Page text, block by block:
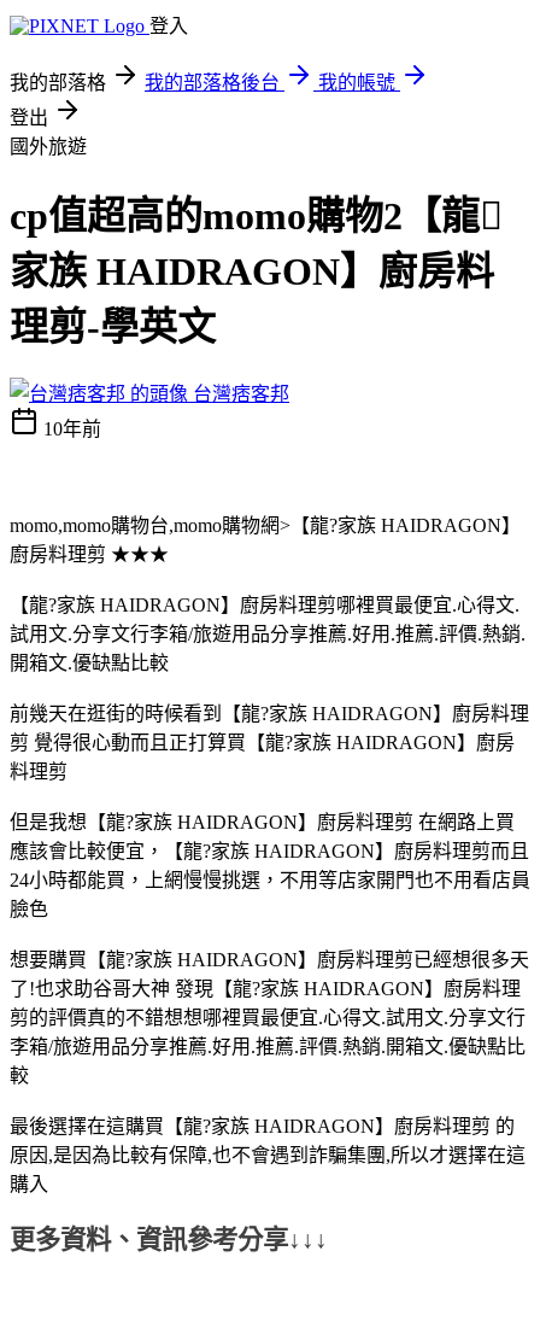
登入
我的部落格 我的部落格後台
我的帳號
登出
國外旅遊
cp值超高的momo購物2【龍
家族 HAIDRAGON】廚房料
理剪-學英文
台灣痞客邦
10年前
momo,momo購物台,momo購物網>【龍?家族 HAIDRAGON】
廚房料理剪 ★★★
【龍?家族 HAIDRAGON】廚房料理剪哪裡買最便宜.心得文.
試用文.分享文行李箱/旅遊用品分享推薦.好用.推薦.評價.熱銷.
開箱文.優缺點比較
前幾天在逛街的時候看到【龍?家族 HAIDRAGON】廚房料理
剪 覺得很心動而且正打算買【龍?家族 HAIDRAGON】廚房
料理剪
但是我想【龍?家族 HAIDRAGON】廚房料理剪 在網路上買
應該會比較便宜，【龍?家族 HAIDRAGON】廚房料理剪而且
24小時都能買，上網慢慢挑選，不用等店家開門也不用看店員
臉色
想要購買【龍?家族 HAIDRAGON】廚房料理剪已經想很多天
了!也求助谷哥大神 發現【龍?家族 HAIDRAGON】廚房料理
剪的評價真的不錯想想哪裡買最便宜.心得文.試用文.分享文行
李箱/旅遊用品分享推薦.好用.推薦.評價.熱銷.開箱文.優缺點比
較
最後選擇在這購買【龍?家族 HAIDRAGON】廚房料理剪 的
原因,是因為比較有保障,也不會遇到詐騙集團,所以才選擇在這
購入
更多資料、資訊參考分享↓↓↓